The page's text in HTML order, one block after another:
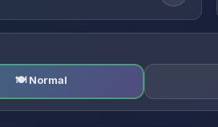
🍽️ Normal